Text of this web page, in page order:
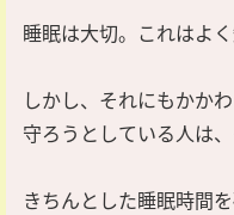
睡眠は大切。これはよ
しかし、それにもかか
守ろうとしている人は
きちんとした睡眠時間